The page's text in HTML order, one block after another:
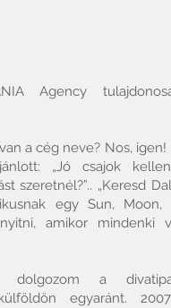
Agency
a cég neve? Nos, igen!
„Jó csajok
szeretnél?”.. „Keresd
egy Sun, Moon,
amikor mindenki
dolgozom a
egyaránt.